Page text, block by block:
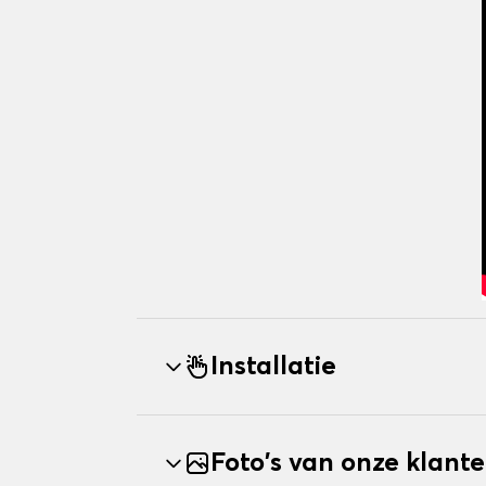
Installatie
Foto's van onze